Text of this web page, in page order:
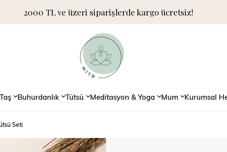
2000 TL ve üzeri siparişlerde kargo ücretsiz!
Buhurdanlık Tütsü Meditasyon & Yoga Mum Kurumsal
Seti